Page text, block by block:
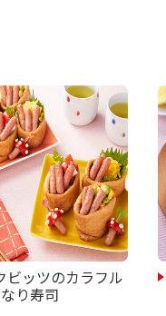
ビッツのカラフル
り寿司